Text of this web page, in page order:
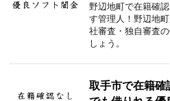
野辺地町で在籍確
す管理人！野辺地
社審査・独自審査
しょう。
取手市で在籍確